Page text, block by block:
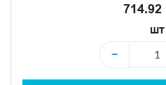
714.92
шт
−